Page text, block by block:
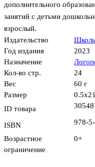
дополнительного
занятий с детьми
взрослый.
Издательство
Год издания
2023
Назначение
Кол-во стр.
24
Вес
60 г
Размер
ID товара
ISBN 978-
Возрастное
ограничение
0+